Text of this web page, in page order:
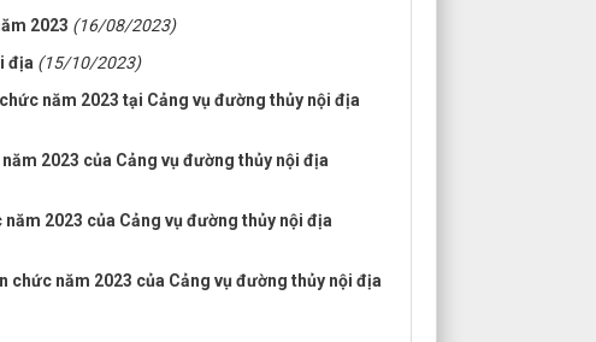
2023 (16/08/2023)
địa (15/10/2023)
năm 2023 tại Cảng vụ đường thủy nội địa
2023 của Cảng vụ đường thủy nội địa
2023 của Cảng vụ đường thủy nội địa
năm 2023 của Cảng vụ đường thủy nội địa